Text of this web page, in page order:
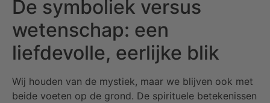
De symboliek versus
wetenschap: een
liefdevolle, eerlijke blik
Wij houden van de mystiek, maar we blijven ook met
beide voeten op de grond. De spirituele betekenissen